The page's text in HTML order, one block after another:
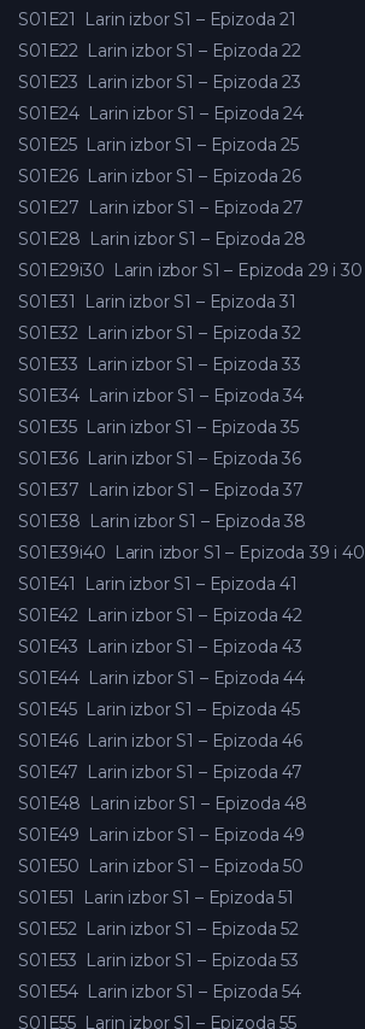
S01E21
Larin izbor S1 – Epizoda 21
S01E22 Larin izbor S1 – Epizoda 22
S01E23 Larin izbor S1 – Epizoda 23
S01E24 Larin izbor S1 – Epizoda 24
S01E25 Larin izbor S1 – Epizoda 25
S01E26 Larin izbor S1 – Epizoda 26
S01E27 Larin izbor S1 – Epizoda 27
S01E28 Larin izbor S1 – Epizoda 28
S01E29i30 Larin izbor S1 – Epizoda 29 i 30
S01E31
Larin izbor S1 – Epizoda 31
S01E32 Larin izbor S1 – Epizoda 32
S01E33 Larin izbor S1 – Epizoda 33
S01E34 Larin izbor S1 – Epizoda 34
S01E35 Larin izbor S1 – Epizoda 35
S01E36 Larin izbor S1 – Epizoda 36
S01E37 Larin izbor S1 – Epizoda 37
S01E38 Larin izbor S1 – Epizoda 38
S01E39i40 Larin izbor S1 – Epizoda 39 i 40
S01E41
Larin izbor S1 – Epizoda 41
S01E42 Larin izbor S1 – Epizoda 42
S01E43 Larin izbor S1 – Epizoda 43
S01E44 Larin izbor S1 – Epizoda 44
S01E45 Larin izbor S1 – Epizoda 45
S01E46 Larin izbor S1 – Epizoda 46
S01E47 Larin izbor S1 – Epizoda 47
S01E48 Larin izbor S1 – Epizoda 48
S01E49 Larin izbor S1 – Epizoda 49
S01E50 Larin izbor S1 – Epizoda 50
S01E51
Larin izbor S1 – Epizoda 51
S01E52 Larin izbor S1 – Epizoda 52
S01E53 Larin izbor S1 – Epizoda 53
S01E54 Larin izbor S1 – Epizoda 54
S01E55 Larin izbor S1 – Epizoda 55